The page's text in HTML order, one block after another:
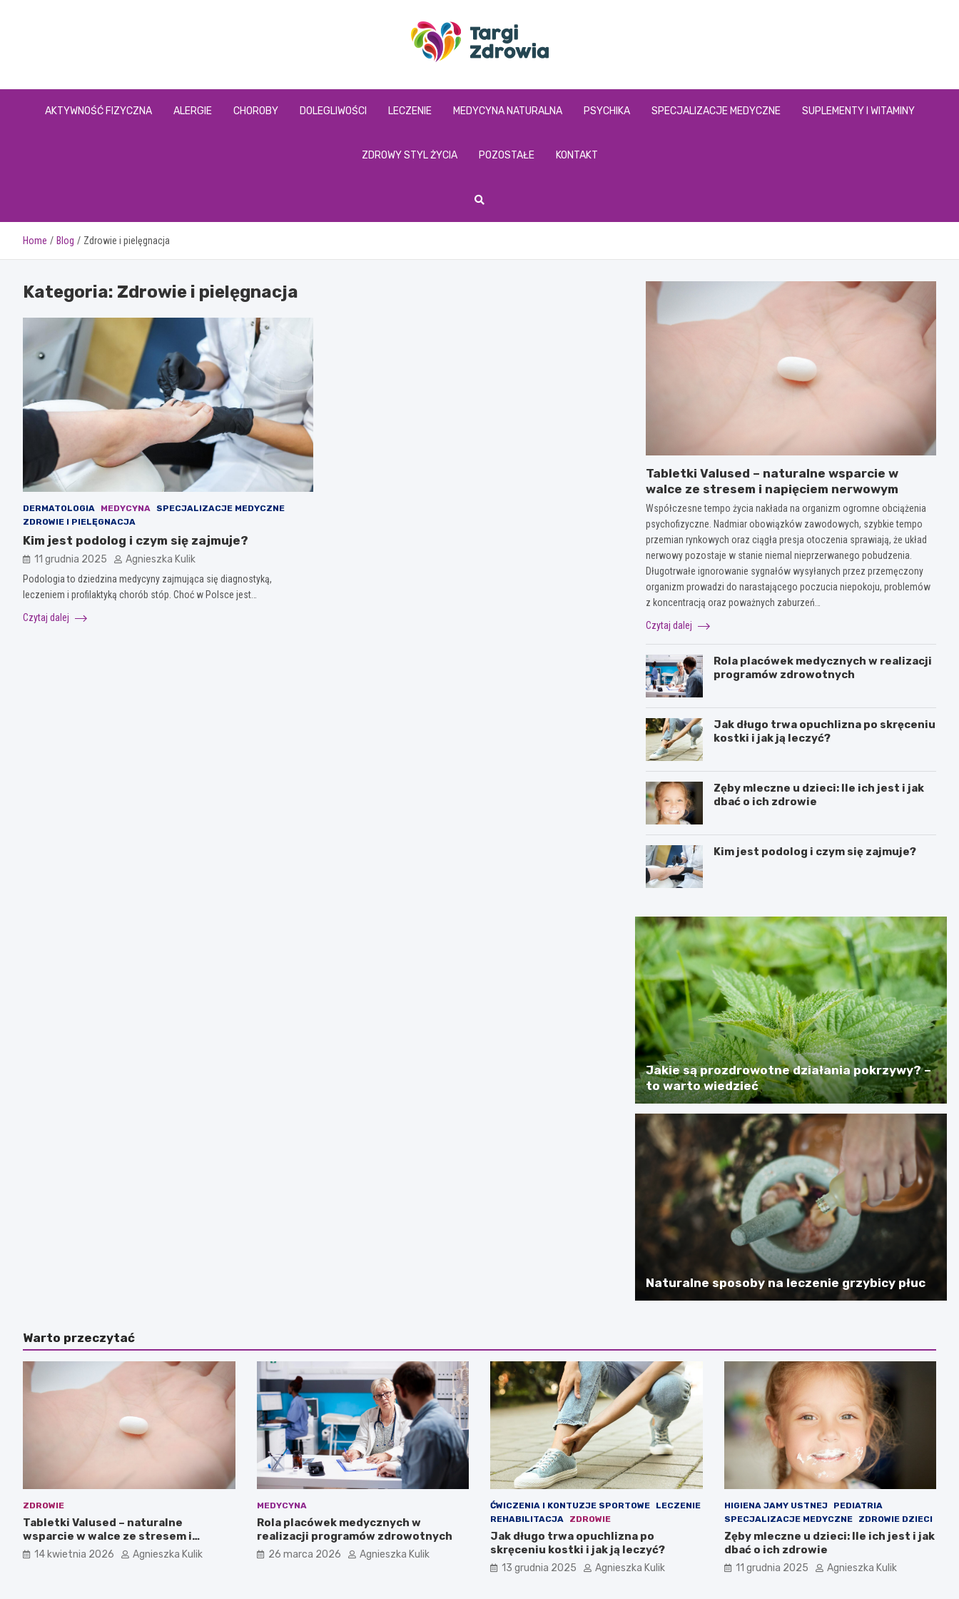
targizdrowia.pl
AKTYWNOŚĆ FIZYCZNA ALERGIE CHOROBY DOLEGLIWOŚCI LECZENIE MEDYCYNA NATURALNA PSYCHIKA SPECJALIZACJE MEDYCZNE SUPLEMENTY I WITAMINY
ZDROWY STYL ŻYCIA POZOSTAŁE KONTAKT
Home Blog Zdrowie i pielęgnacja
Kategoria: Zdrowie i pielęgnacja
DERMATOLOGIA MEDYCYNA
SPECJALIZACJE MEDYCZNE
ZDROWIE I PIELĘGNACJA
Kim jest podolog i czym się zajmuje?
11 grudnia 2025 Agnieszka Kulik
Podologia to dziedzina medycyny zajmująca się diagnostyką,
leczeniem i profilaktyką chorób stóp. Choć w Polsce jest…
Czytaj dalej
Tabletki Valused – naturalne wsparcie w
walce ze stresem i napięciem nerwowym
Współczesne tempo życia nakłada na organizm ogromne obciążenia
psychofizyczne. Nadmiar obowiązków zawodowych, szybkie tempo
przemian rynkowych oraz ciągła presja otoczenia sprawiają, że układ
nerwowy pozostaje w stanie niemal nieprzerwanego pobudzenia.
Długotrwałe ignorowanie sygnałów wysyłanych przez przemęczony
organizm prowadzi do narastającego poczucia niepokoju, problemów
z koncentracją oraz poważnych zaburzeń…
Czytaj dalej
Rola placówek medycznych w realizacji
programów zdrowotnych
Jak długo trwa opuchlizna po skręceniu
kostki i jak ją leczyć?
Zęby mleczne u dzieci: Ile ich jest i jak
dbać o ich zdrowie
Kim jest podolog i czym się zajmuje?
Jakie są prozdrowotne działania pokrzywy? –
to warto wiedzieć
Naturalne sposoby na leczenie grzybicy płuc
Warto przeczytać
ZDROWIE
Tabletki Valused – naturalne
wsparcie w walce ze stresem i
napięciem nerwowym
14 kwietnia 2026 Agnieszka Kulik
MEDYCYNA
Rola placówek medycznych w
realizacji programów zdrowotnych
26 marca 2026 Agnieszka Kulik
ĆWICZENIA I KONTUZJE SPORTOWE
LECZENIE
REHABILITACJA
ZDROWIE
Jak długo trwa opuchlizna po
skręceniu kostki i jak ją leczyć?
13 grudnia 2025 Agnieszka Kulik
HIGIENA JAMY USTNEJ
PEDIATRIA
SPECJALIZACJE MEDYCZNE
ZDROWIE DZIECI
Zęby mleczne u dzieci: Ile ich jest i jak
dbać o ich zdrowie
11 grudnia 2025 Agnieszka Kulik